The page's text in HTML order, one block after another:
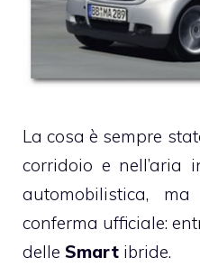
La cosa è sempre
corridoio e nell’aria
automobilistica,
conferma ufficiale:
delle Smart ibride.